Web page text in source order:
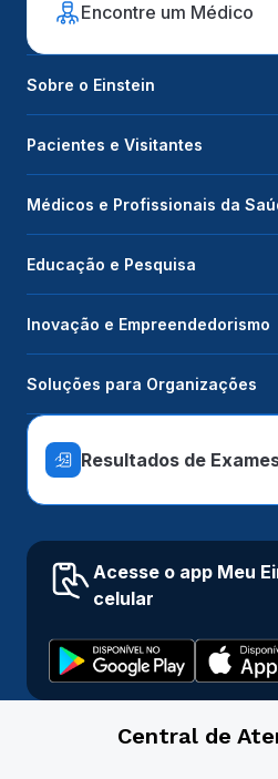
Encontre um Médico
Sobre o Einstein
Pacientes e Visitantes
Médicos e Profissionais da
Educação e Pesquisa
Inovação e Empreendedorismo
Soluções para Organizações
Resultados de
Acesse o app Meu
celular
Central de